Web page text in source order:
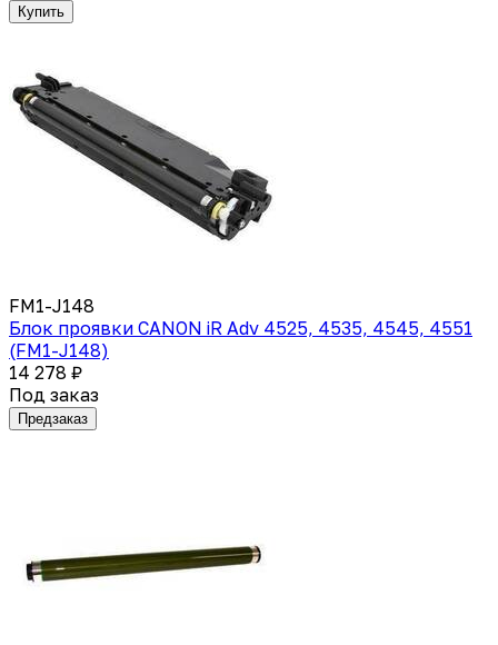
Купить
FM1-J148
Блок проявки CANON iR Adv 4525, 4535, 4545, 4551
(FM1-J148)
14 278 ₽
Под заказ
Предзаказ